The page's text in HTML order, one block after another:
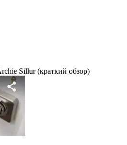
Sillur (краткий обзор)